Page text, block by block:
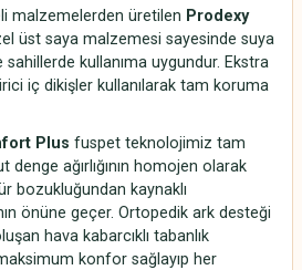
malzemelerden üretilen Prodexy
üst saya malzemesi sayesinde suya
sahillerde kullanıma uygundur. Ekstra
iç dikişler kullanılarak tam koruma
Plus fuspet teknolojimiz tam
denge ağırlığının homojen olarak
bozukluğundan kaynaklı
önüne geçer. Ortopedik ark desteği
hava kabarcıklı tabanlık
maksimum konfor sağlayıp her